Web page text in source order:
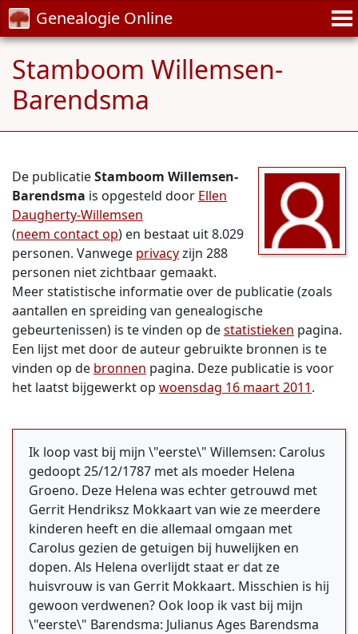
Genealogie Online
Stamboom Willemsen-
Barendsma
De publicatieStamboom Willemsen-
Barendsma is opgesteld door Ellen
Daugherty-Willemsen
(neem contact op) en bestaat uit 8.029
personen. Vanwege privacyzijn 288
personen niet zichtbaar gemaakt.
Meer statistische informatie over de publicatie (zoals
aantallen en spreiding van genealogische
gebeurtenissen) is te vinden op destatistieken pagina.
Een lijst met door de auteur gebruikte bronnen is te
vinden op de bronnen pagina. Deze publicatie is voor
het laatst bijgewerkt op woensdag 16 maart 2011.
Ik loop vast bij mijn \"eerste\" Willemsen: Carolus
gedoopt 25/12/1787 met als moeder Helena
Groeno. Deze Helena was echter getrouwd met
Gerrit Hendriksz Mokkaart van wie ze meerdere
kinderen heeft en die allemaal omgaan met
Carolus gezien de getuigen bij huwelijken en
dopen. Als Helena overlijdt staat er dat ze
huisvrouw is van Gerrit Mokkaart. Misschien is hij
gewoon verdwenen? Ook loop ik vast bij mijn
\"eerste\" Barendsma: Julianus Ages Barendsma